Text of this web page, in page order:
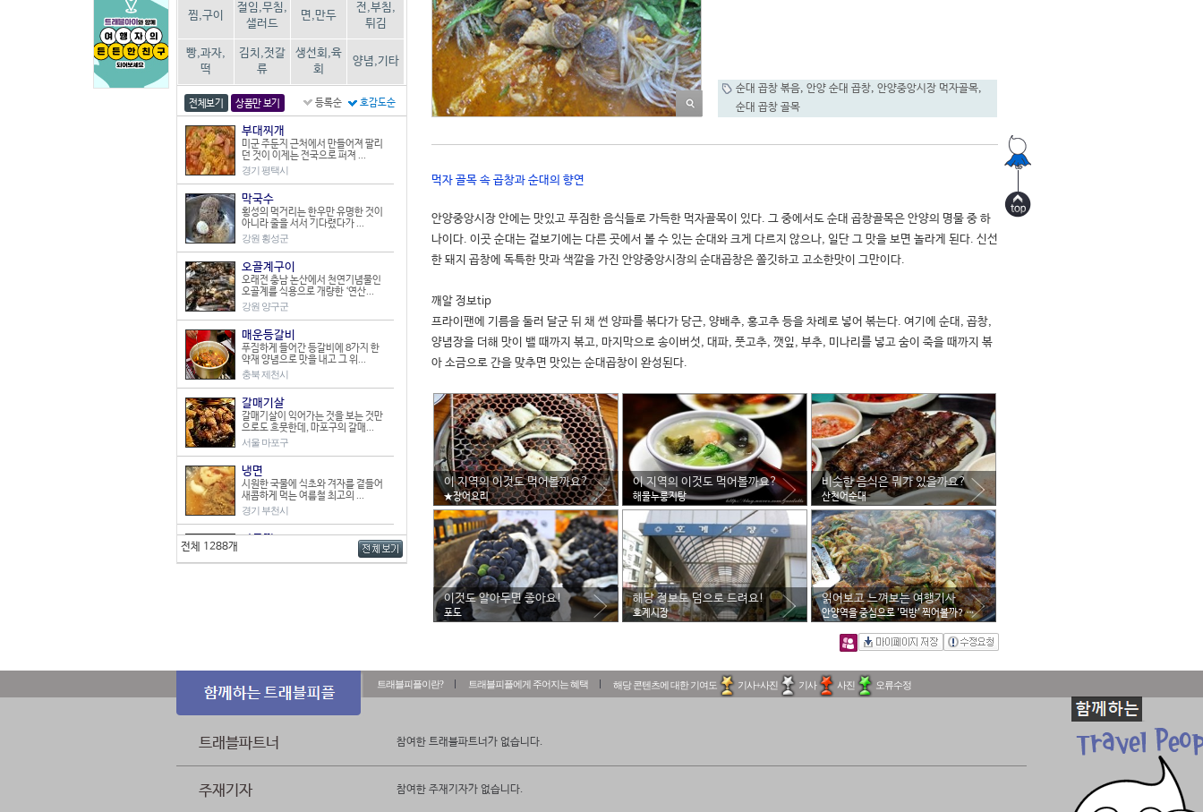
찜,구이
절임,무침,
샐러드
면,만두
전,부침,
튀김
빵,과자,
떡
김치,젓갈
류
생선회,육
회
양념,기타
등록순 호감도순
전체보기 상품만 보기
부대찌개
미군 주둔지 근처에서 만들어져 팔리
던 것이 이제는 전국으로 퍼져 ...
경기 평택시
막국수
횡성의 먹거리는 한우만 유명한 것이
아니라 줄을 서서 기다렸다가 ...
강원 횡성군
오골계구이
오래전 충남 논산에서 천연기념물인
오골계를 식용으로 개량한 ‘연산...
강원 양구군
매운등갈비
푸짐하게 들어간 등갈비에 8가지 한
약재 양념으로 맛을 내고 그 위...
충북 제천시
갈매기살
갈매기살이 익어가는 것을 보는 것만
으로도 흐뭇한데, 마포구의 갈매...
서울 마포구
냉면
시원한 국물에 식초와 겨자를 곁들어
새콤하게 먹는 여름철 최고의 ...
경기 부천시
아구찜
익산에는 아구찜 전문점이 많은데, 다
른 지역에 비해 특이한 점은 ...
의정부역 인근에는 이름난 닭갈비 전
문점이 많다. 대부분의 음식점은...
경기 의정부시
칡국수
막국수와 맛과 모양이 비슷해...
강원 춘천시
전체 1288개
순대 곱창 볶음, 안양 순대 곱창, 안양중앙시장 먹자골목,
순대 곱창 골목
먹자 골목 속 곱창과 순대의 향연
안양중앙시장 안에는 맛있고 푸짐한 음식들로 가득한 먹자골목이 있다. 그 중에서도 순대 곱창골목은 안양의 명물 중 하
나이다. 이곳 순대는 겉보기에는 다른 곳에서 볼 수 있는 순대와 크게 다르지 않으나, 일단 그 맛을 보면 놀라게 된다. 신선
한 돼지 곱창에 독특한 맛과 색깔을 가진 안양중앙시장의 순대곱창은 쫄깃하고 고소한맛이 그만이다.
깨알 정보tip
프라이팬에 기름을 둘러 달군 뒤 채 썬 양파를 볶다가 당근, 양배추, 홍고추 등을 차례로 넣어 볶는다. 여기에 순대, 곱창,
양념장을 더해 맛이 밸 때까지 볶고, 마지막으로 송이버섯, 대파, 풋고추, 깻잎, 부추, 미나리를 넣고 숨이 죽을 때까지 볶
아 소금으로 간을 맞추면 맛있는 순대곱창이 완성된다.
이 지역의 이것도 먹어볼까요?
★장어요리
이 지역의 이것도 먹어볼까요?
해물누룽지탕
비슷한 음식은 뭐가 있을까요?
산천어순대
이것도 알아두면 좋아요!
포도
해당 정보도 덤으로 드려요!
호계시장
읽어보고 느껴보는 여행기사
안양역을 중심으로 '먹방' 찍어볼까? 안양의 소문난 맛
트래블피플이란? 트래블피플에게 주어지는 혜택 해당 콘텐츠에 대한 기여도 기사+사진 기사 사진 오류수정
트래블파트너 참여한 트래블파트너가 없습니다.
주재기자 참여한 주재기자가 없습니다.